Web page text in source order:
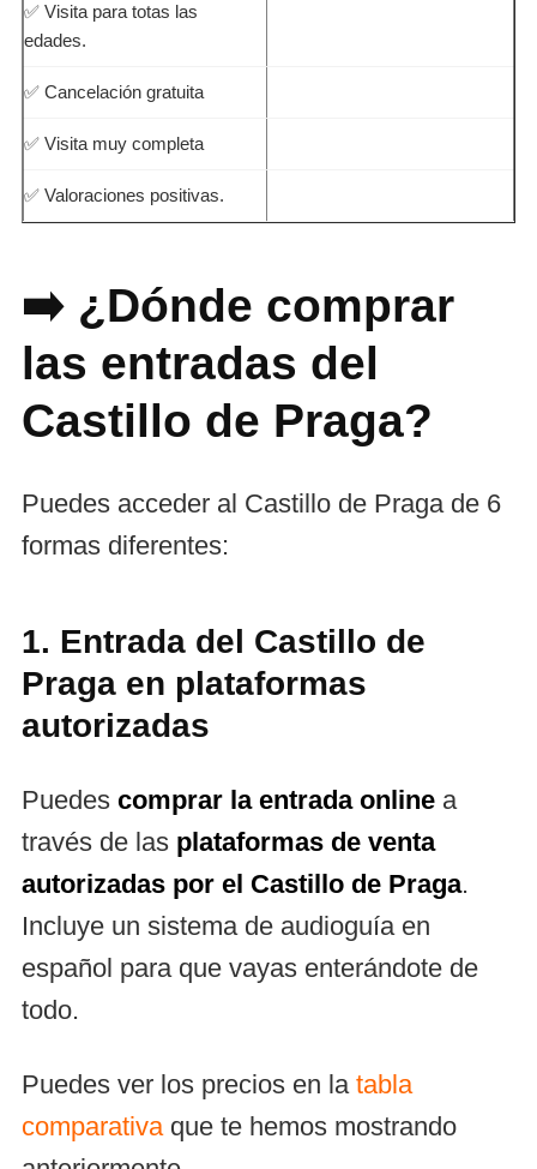
✅ Visita para totas las
edades.
✅ Cancelación gratuita
✅ Visita muy completa
✅ Valoraciones positivas.
➡️ ¿Dónde comprar
las entradas del
Castillo de Praga?
Puedes acceder al Castillo de Praga de 6
formas diferentes:
1. Entrada del Castillo de
Praga en plataformas
autorizadas
Puedes comprar la entrada online a
través de las plataformas de venta
autorizadas por el Castillo de Praga.
Incluye un sistema de audioguía en
español para que vayas enterándote de
todo.
Puedes ver los precios en la tabla
comparativaque te hemos mostrando